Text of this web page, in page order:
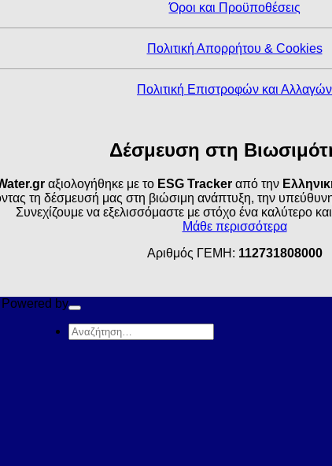
Όροι και Προϋποθέσεις
Πολιτική Απορρήτου & Cookies
Πολιτική Επιστροφών και Αλλαγών
Δέσμευση στη
αξιολογήθηκε με το ESG Tracker από την
τη δέσμευσή μας στη βιώσιμη ανάπτυξη, την υπεύθυνη
Συνεχίζουμε να εξελισσόμαστε με στόχο ένα καλύτερο
Μάθε περισσότερα
Αριθμός ΓΕΜΗ: 112731808000
by
Αναζήτηση
για: